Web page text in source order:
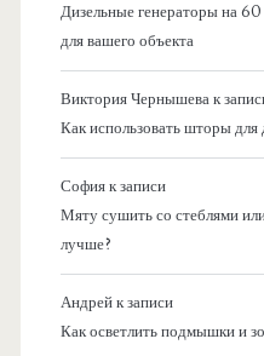
Дизельные генераторы на
для вашего объекта
Виктория Чернышевак
Как использовать шторы для
Софияк записи
Мяту сушить со стеблями
лучше?
Андрейк записи
Как осветлить подмышки и